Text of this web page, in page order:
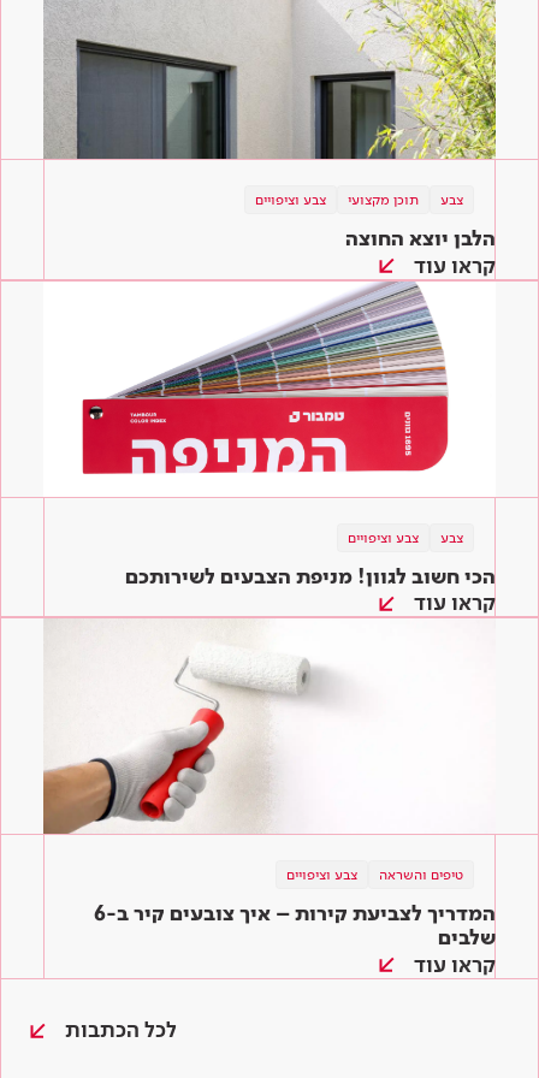
צבע תוכן מקצועי צבע וציפויים
הלבן יוצא החוצה
קראו עוד
צבע צבע וציפויים
הכי חשוב לגוון! מניפת הצבעים לשירותכם
קראו עוד
טיפים והשראה צבע וציפויים
המדריך לצביעת קירות – איך צובעים קיר ב-6
שלבים
קראו עוד
לכל הכתבות